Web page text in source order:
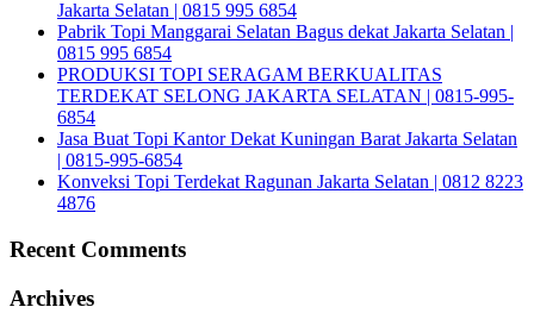
Jakarta Selatan | 0815 995 6854
Pabrik Topi Manggarai Selatan Bagus dekat Jakarta Selatan |
0815 995 6854
PRODUKSI TOPI SERAGAM BERKUALITAS
TERDEKAT SELONG JAKARTA SELATAN | 0815-995-
6854
Jasa Buat Topi Kantor Dekat Kuningan Barat Jakarta Selatan
| 0815-995-6854
Konveksi Topi Terdekat Ragunan Jakarta Selatan | 0812 8223
4876
Recent Comments
Archives